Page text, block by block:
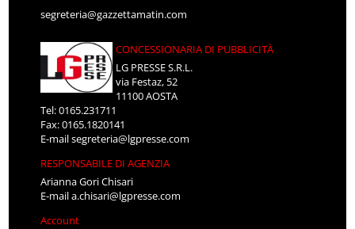
segreteria@gazzettamatin.com
CONCESSIONARIA DI PUBBLICITÀ
LG PRESSE S.R.L.
via Festaz, 52
11100 AOSTA
Tel: 0165.231711
Fax: 0165.1820141
E-mailsegreteria@lgpresse.com
RESPONSABILE DI AGENZIA
Arianna Gori Chisari
E-maila.chisari@lgpresse.com
Account